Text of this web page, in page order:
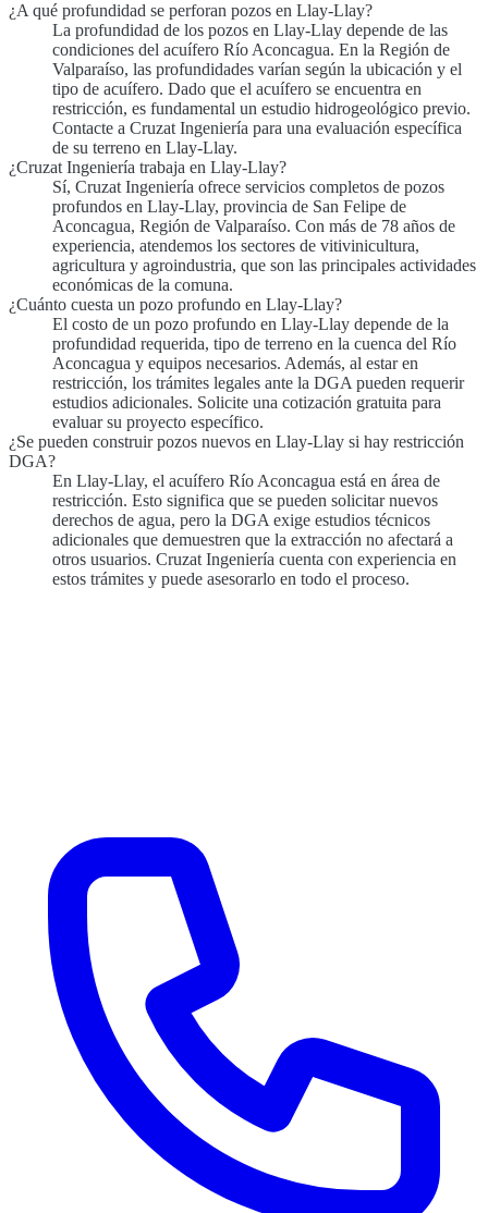
¿A qué profundidad se perforan pozos en Llay-Llay?
La profundidad de los pozos en Llay-Llay depende de las
condiciones del acuífero Río Aconcagua. En la Región de
Valparaíso, las profundidades varían según la ubicación y el
tipo de acuífero. Dado que el acuífero se encuentra en
restricción, es fundamental un estudio hidrogeológico previo.
Contacte a Cruzat Ingeniería para una evaluación específica
de su terreno en Llay-Llay.
¿Cruzat Ingeniería trabaja en Llay-Llay?
Sí, Cruzat Ingeniería ofrece servicios completos de pozos
profundos en Llay-Llay, provincia de San Felipe de
Aconcagua, Región de Valparaíso. Con más de 78 años de
experiencia, atendemos los sectores de vitivinicultura,
agricultura y agroindustria, que son las principales actividades
económicas de la comuna.
¿Cuánto cuesta un pozo profundo en Llay-Llay?
El costo de un pozo profundo en Llay-Llay depende de la
profundidad requerida, tipo de terreno en la cuenca del Río
Aconcagua y equipos necesarios. Además, al estar en
restricción, los trámites legales ante la DGA pueden requerir
estudios adicionales. Solicite una cotización gratuita para
evaluar su proyecto específico.
¿Se pueden construir pozos nuevos en Llay-Llay si hay restricción
DGA?
En Llay-Llay, el acuífero Río Aconcagua está en área de
restricción. Esto significa que se pueden solicitar nuevos
derechos de agua, pero la DGA exige estudios técnicos
adicionales que demuestren que la extracción no afectará a
otros usuarios. Cruzat Ingeniería cuenta con experiencia en
estos trámites y puede asesorarlo en todo el proceso.